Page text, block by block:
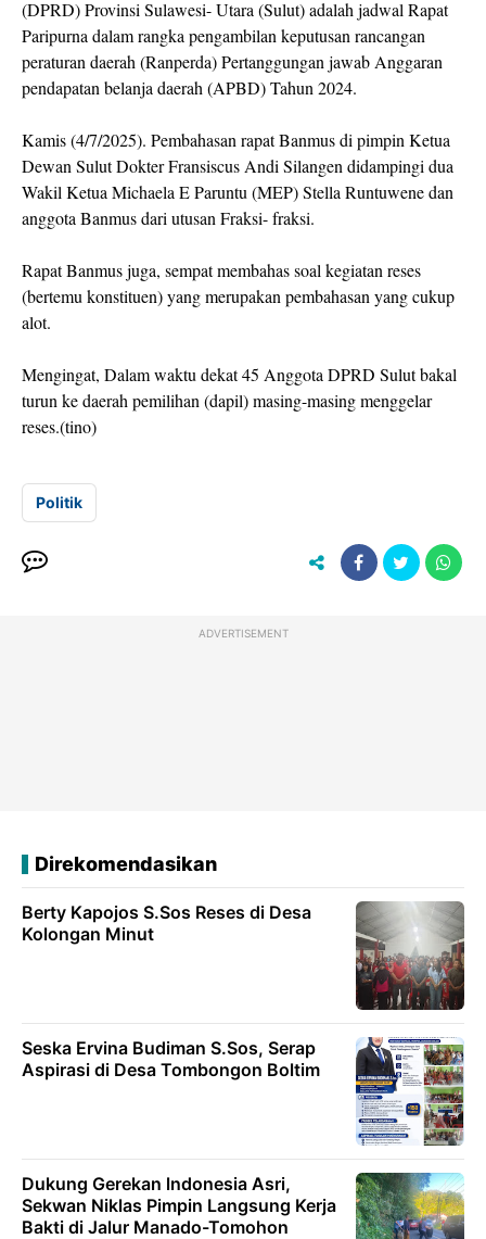
(DPRD) Provinsi Sulawesi- Utara (Sulut) adalah jadwal Rapat
Paripurna dalam rangka pengambilan keputusan rancangan
peraturan daerah (Ranperda) Pertanggungan jawab Anggaran
pendapatan belanja daerah (APBD) Tahun 2024.
Kamis (4/7/2025). Pembahasan rapat Banmus di pimpin Ketua
Dewan Sulut Dokter Fransiscus Andi Silangen didampingi dua
Wakil Ketua Michaela E Paruntu (MEP) Stella Runtuwene dan
anggota Banmus dari utusan Fraksi- fraksi.
Rapat Banmus juga, sempat membahas soal kegiatan reses
(bertemu konstituen) yang merupakan pembahasan yang cukup
alot.
Mengingat, Dalam waktu dekat 45 Anggota DPRD Sulut bakal
turun ke daerah pemilihan (dapil) masing-masing menggelar
reses.(tino)
Politik
ADVERTISEMENT
Direkomendasikan
Berty Kapojos S.Sos Reses di Desa
Kolongan Minut
Seska Ervina Budiman S.Sos, Serap
Aspirasi di Desa Tombongon Boltim
Dukung Gerekan lndonesia Asri,
Sekwan Niklas Pimpin Langsung Kerja
Bakti di Jalur Manado-Tomohon